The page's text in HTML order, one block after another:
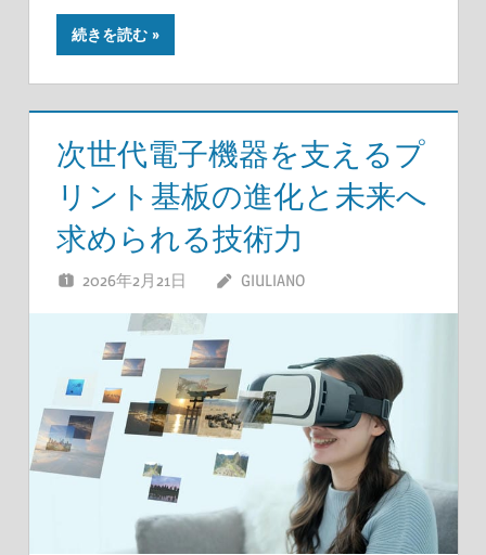
続きを読む
次世代電子機器を支えるプ
リント基板の進化と未来へ
求められる技術力
2026年2月21日 GIULIANO